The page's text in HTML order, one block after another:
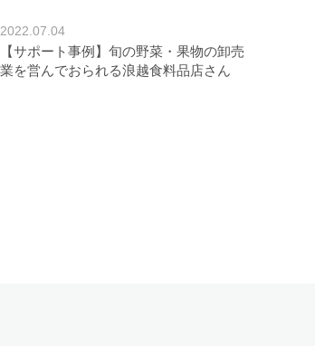
2022.07.04
【サポート事例】旬の野菜・果物の卸売
業を営んでおられる浪越食料品店さん